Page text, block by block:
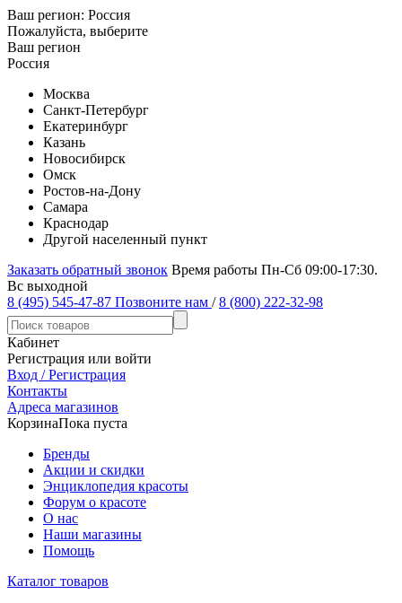
Ваш регион: Россия
Пожалуйста, выберите
Ваш регион
Россия
Москва
Санкт-Петербург
Екатеринбург
Казань
Новосибирск
Омск
Ростов-на-Дону
Самара
Краснодар
Другой населенный пункт
Заказать обратный звонок Время работы Пн-Сб 09:00-17:30.
Вс выходной
8 (495) 545-47-87 Позвоните нам / 8 (800) 222-32-98
Кабинет
Регистрация или войти
Вход / Регистрация
Контакты
Адреса магазинов
КорзинаПока пуста
Бренды
Акции и скидки
Энциклопедия красоты
Форум о красоте
О нас
Наши магазины
Помощь
Каталог товаров